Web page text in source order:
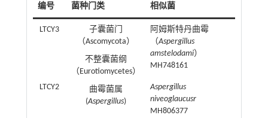
编号
菌种门类 相似菌
LTCY3
子囊菌门
（Ascomycota）
不整囊菌纲
（Eurotiomycetes）
曲霉菌属
(Aspergillus)
阿姆斯特丹曲霉
（Aspergillus
amstelodami）
MH748161
LTCY2
Aspergillus
niveoglaucusr
MH806377